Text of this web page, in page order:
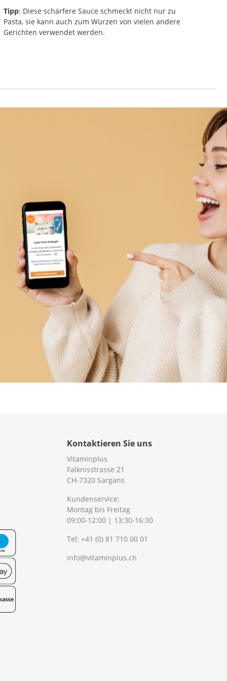
Tipp: Diese schärfere Sauce schmeckt nicht nur zu
Pasta, sie kann auch zum Würzen von vielen andere
Gerichten verwendet werden.
Kontaktieren Sie uns
Vitaminplus
Falknisstrasse 21
CH-7320 Sargans
Kundenservice:
Montag bis Freitag
09:00-12:00 | 13:30-16:30
Tel: +41 (0) 81 710 00 01
info@vitaminplus.ch